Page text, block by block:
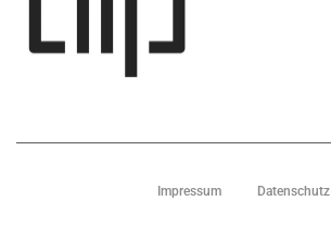
Impressum Datenschutz